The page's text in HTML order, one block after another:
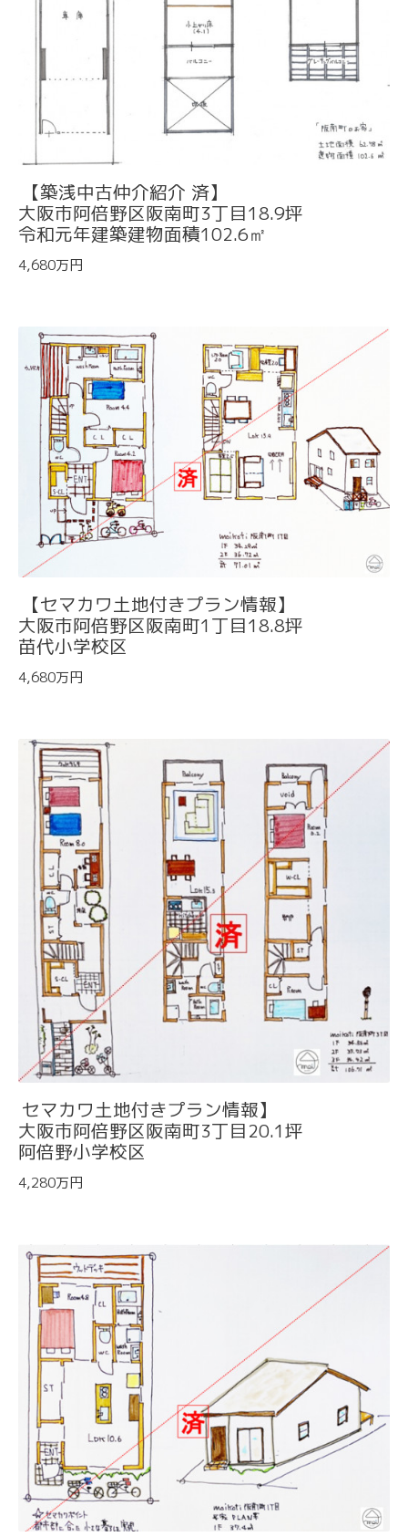
【築浅中古仲介紹介 済】
大阪市阿倍野区阪南町3丁目18.9坪
令和元年建築建物面積102.6㎡
4,680万円
【セマカワ土地付きプラン情報】
大阪市阿倍野区阪南町1丁目18.8坪
苗代小学校区
4,680万円
セマカワ土地付きプラン情報】
大阪市阿倍野区阪南町3丁目20.1坪
阿倍野小学校区
4,280万円